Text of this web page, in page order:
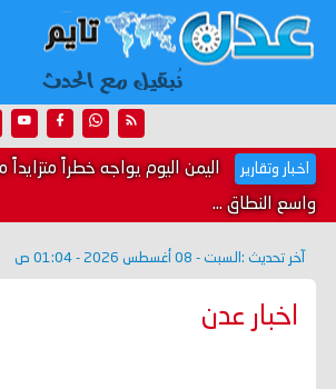
اخبار وتقارير اليمن اليوم يواجه خطراً
واسع النطاق ...
آخر تحديث : السبت - 08 أغسطس 2026 - 01:04 ص
اخبار عدن